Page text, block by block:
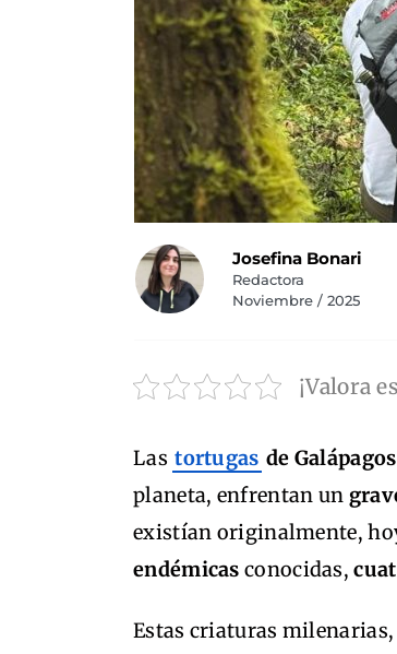
Josefina Bonari
Redactora
Noviembre / 2025
¡Valora
Las tortugas de Galápagos
planeta, enfrentan un
existían originalmente,
endémicas conocidas,
Estas criaturas milenarias,